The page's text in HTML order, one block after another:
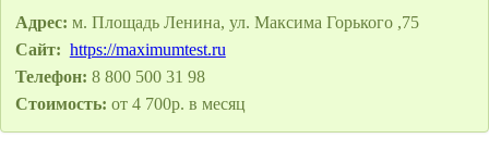
Адрес: м. Площадь Ленина, ул. Максима Горького ,75
Сайт: https://maximumtest.ru
Телефон: 8 800 500 31 98
Стоимость: от 4 700р. в месяц